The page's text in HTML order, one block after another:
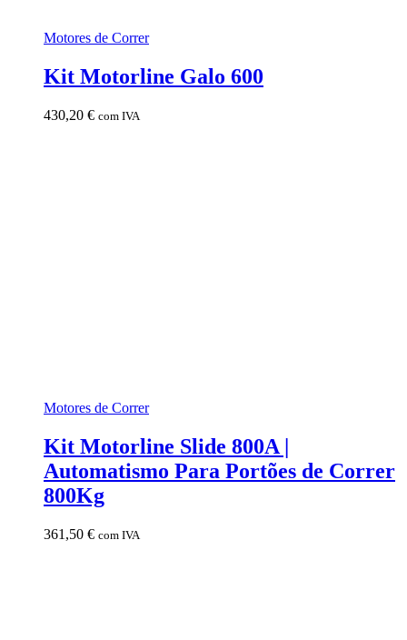
Motores de Correr
Kit Motorline Galo 600
430,20 € com IVA
Motores de Correr
Kit Motorline Slide 800A |
Automatismo Para Portões de Correr
800Kg
361,50 € com IVA